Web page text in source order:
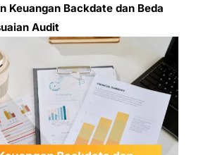
Keuangan Backdate dan Beda
Audit